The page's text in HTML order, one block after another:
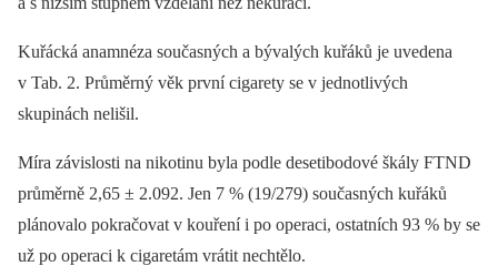
Kuřácká anamnéza současných a bývalých kuřáků je uvedena
v Tab. 2. Průměrný věk první cigarety se v jednotlivých
skupinách nelišil.
Míra závislosti na nikotinu byla podle desetibodové škály FTND
průměrně 2,65 ± 2.092. Jen 7 % (19/279) současných kuřáků
plánovalo pokračovat v kouření i po operaci, ostatních 93 % by se
už po operaci k cigaretám vrátit nechtělo.